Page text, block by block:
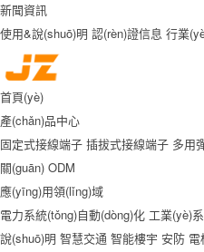
新聞資訊
使用&說(shuō)明 認(rèn)證信息 行業
首頁(yè)
產(chǎn)品中心
固定式接線端子 插拔式接線端子 多用
關(guān) ODM
應(yīng)用領(lǐng)域
電力系統(tǒng)自動(dòng)化 工業(yè)
說(shuō)明 智慧交通 智能樓宇 安防 電